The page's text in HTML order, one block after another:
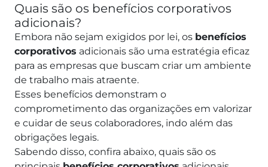
Quais são os benefícios corporativos
adicionais?
Embora não sejam exigidos por lei, os benefícios
corporativos adicionais são uma estratégia eficaz
para as empresas que buscam criar um ambiente
de trabalho mais atraente.
Esses benefícios demonstram o
comprometimento das organizações em valorizar
e cuidar de seus colaboradores, indo além das
obrigações legais.
Sabendo disso, confira abaixo, quais são os